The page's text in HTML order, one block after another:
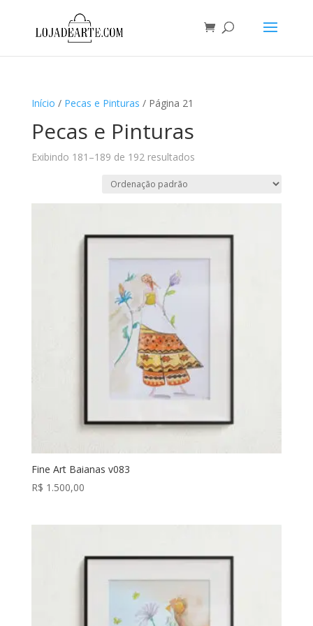
Início / Pecas e Pinturas / Página 21
Pecas e Pinturas
Exibindo 181–189 de 192 resultados
Fine Art Baianas v083
R$ 1.500,00